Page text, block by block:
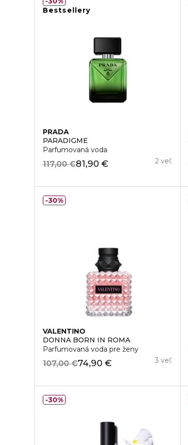
Bestsellery
PRADA
PARADIGME
Parfumovaná voda
81,90 €
117,00 € 2 veľ.
VALENTINO
DONNA BORN IN ROMA
Parfumovaná voda pre ženy
74,90 €
107,00 € 3 veľ.
30%
30%